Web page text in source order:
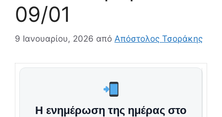
09/01
9 Ιανουαρίου, 2026 από Απόστολος Τσοράκης
Η ενημέρωση της ημέρας στο